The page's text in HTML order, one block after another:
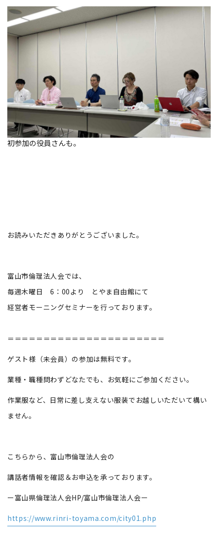
初参加の役員さんも。
お読みいただきありがとうございました。
富山市倫理法人会では、
毎週木曜日 6：00より とやま自由館にて
経営者モーニングセミナーを行っております。
＝＝＝＝＝＝＝＝＝＝＝＝＝＝＝＝＝＝＝＝＝＝
ゲスト様（未会員）の参加は無料です。
業種・職種問わずどなたでも、お気軽にご参加ください。
作業服など、日常に差し支えない服装でお越しいただいて構い
ません。
こちらから、富山市倫理法人会の
講話者情報を確認＆お申込を承っております。
ー富山県倫理法人会HP/富山市倫理法人会ー
https://www.rinri-toyama.com/city01.php